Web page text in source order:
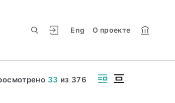
Eng О проекте
33 из 376